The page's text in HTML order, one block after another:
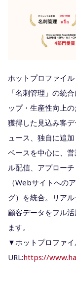
ホットプロファイル
「名刺管理」の統
ップ・生産性向上
獲得した見込み客
ュース、独自に追
ベースを中心に、
ル配信、アプロー
（Webサイトへの
グ）を統合。リア
顧客データをフル
ます。
▼ホットプロファ
URL:https://